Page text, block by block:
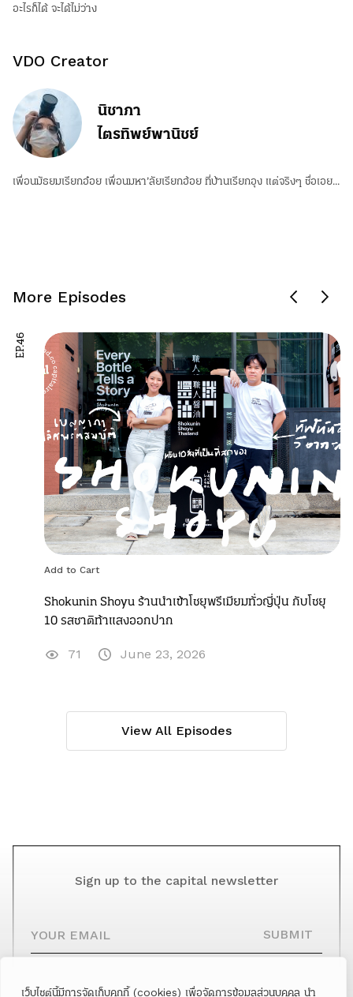
เว็บไซต์นี้มีการจัดเก็บคุกกี้ (cookies) เพื่อจัดการข้อมูลส่วนบุคคล นำ
อะไรก็ได้ จะได้ไม่ว่าง
VDO Creator
นิชาภา
ไตรทิพย์พานิชย์
เพื่อนมัธยมเรียกอ๋อย เพื่อนมหา’ลัยเรียกอ้อย ที่บ้านเรียกอุง แต่จริงๆ ชื่อเอย...
More Episodes
Add to Cart
Shokunin Shoyu ร้านนำเข้าโชยุพรีเมียมทั่วญี่ปุ่น กับโชยุ
10 รสชาติท้าแสงออกปาก
EP.46
71 June 23, 2026
View All Episodes
Sign up to the capital newsletter
SUBMIT